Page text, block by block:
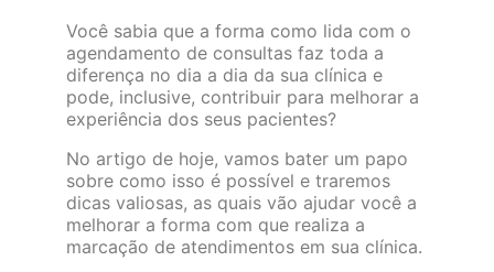
Você sabia que a forma como lida com o
agendamento de consultas faz toda a
diferença no dia a dia da sua clínica e
pode, inclusive, contribuir para melhorar a
experiência dos seus pacientes?
No artigo de hoje, vamos bater um papo
sobre como isso é possível e traremos
dicas valiosas, as quais vão ajudar você a
melhorar a forma com que realiza a
marcação de atendimentos em sua clínica.